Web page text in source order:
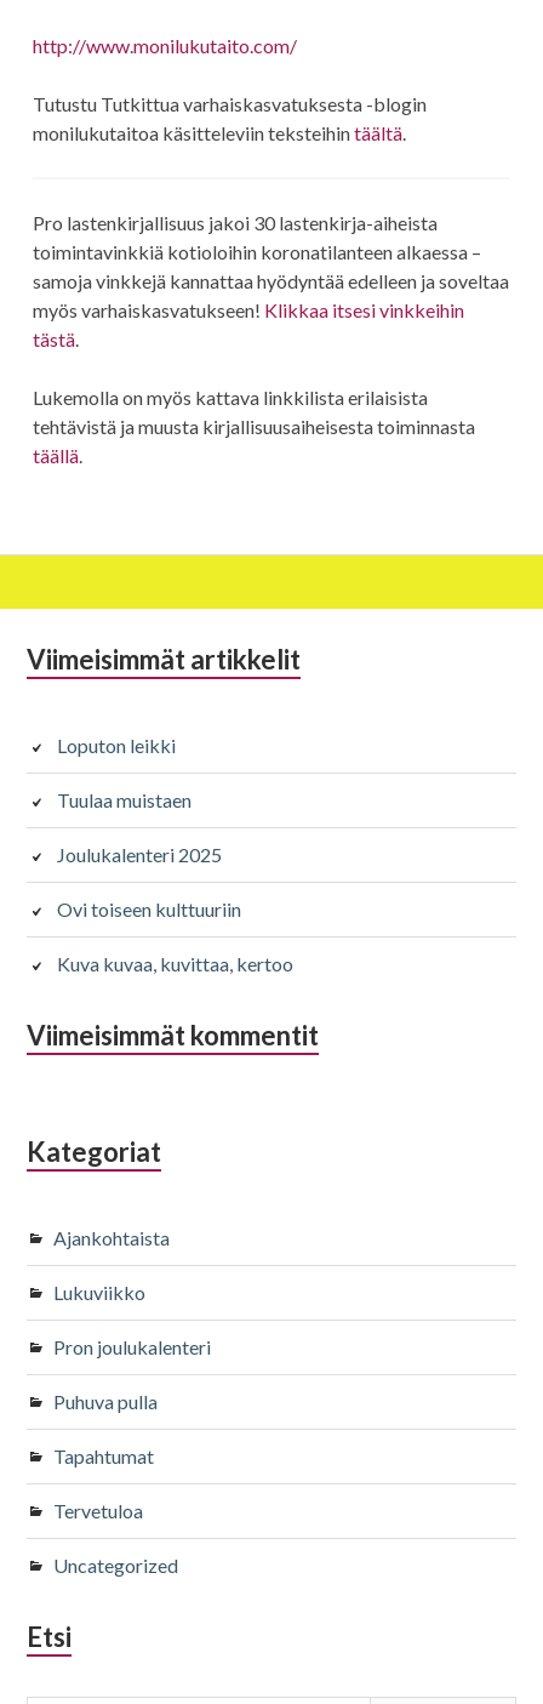
http://www.monilukutaito.com/
Tutustu Tutkittua varhaiskasvatuksesta -blogin
monilukutaitoa käsitteleviin teksteihintäältä.
Pro lastenkirjallisuus jakoi 30 lastenkirja-aiheista
toimintavinkkiä kotioloihin koronatilanteen alkaessa –
samoja vinkkejä kannattaa hyödyntää edelleen ja soveltaa
myös varhaiskasvatukseen! Klikkaa itsesi vinkkeihin
tästä.
Lukemolla on myös kattava linkkilista erilaisista
tehtävistä ja muusta kirjallisuusaiheisesta toiminnasta
täällä.
Alapalkin
Viimeisimmät artikkelit
Loputon leikki
Tuulaa muistaen
Joulukalenteri 2025
Ovi toiseen kulttuuriin
Kuva kuvaa, kuvittaa, kertoo
Viimeisimmät kommentit
Kategoriat
Ajankohtaista
Lukuviikko
Pron joulukalenteri
Puhuva pulla
Tapahtumat
Tervetuloa
Uncategorized
Etsi